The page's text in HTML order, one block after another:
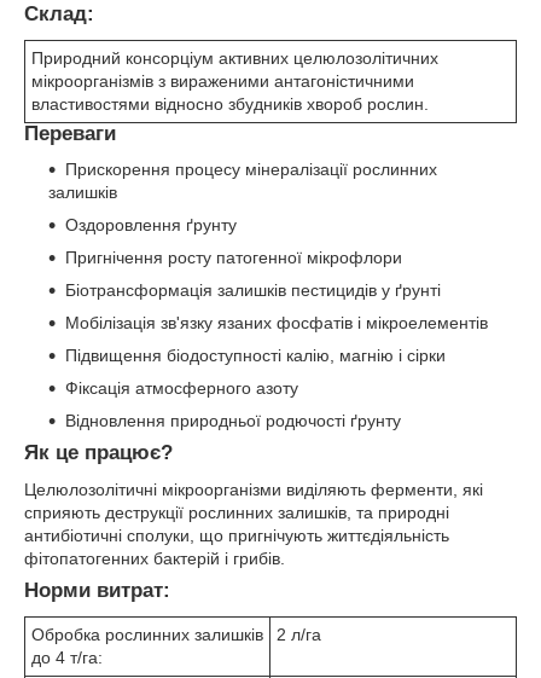
Склад:
Природний консорціум активних целюлозолітичних
мікроорганізмів з вираженими антагоністичними
властивостями відносно збудників хвороб рослин.
Переваги
Прискорення процесу мінералізації рослинних
залишків
Оздоровлення ґрунту
Пригнічення росту патогенної мікрофлори
Біотрансформація залишків пестицидів у ґрунті
Мобілізація зв'язку язаних фосфатів і мікроелементів
Підвищення біодоступності калію, магнію і сірки
Фіксація атмосферного азоту
Відновлення природньої родючості ґрунту
Як це працює?
Целюлозолітичні мікроорганізми виділяють ферменти, які
сприяють деструкції рослинних залишків, та природні
антибіотичні сполуки, що пригнічують життєдіяльність
фітопатогенних бактерій і грибів.
Норми витрат:
Обробка рослинних залишків
до 4 т/га:
2 л/га